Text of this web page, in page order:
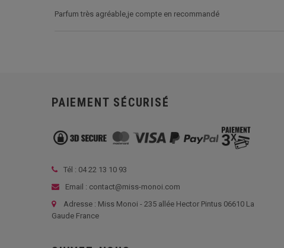
Parfum très agréable,je compte en recommandé
PAIEMENT SÉCURISÉ
Tél : 04 22 13 10 93
Email : contact@miss-monoi.com
Adresse : Miss Monoi - 235 allée Hector Pintus 06610 La
Gaude France